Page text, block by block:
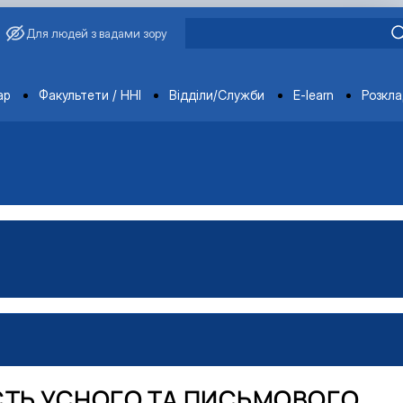
Для людей з вадами зору
Факультети / ННІ Відділи/Служби E-learn